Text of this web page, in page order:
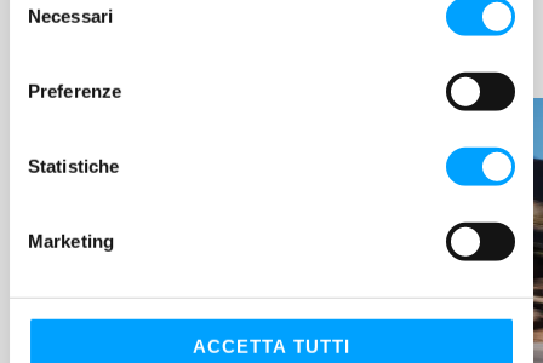
Privacy Policy.
Necessari
Preferenze
Statistiche
Marketing
ACCETTA TUTTI
LEGGI LE ULTIME